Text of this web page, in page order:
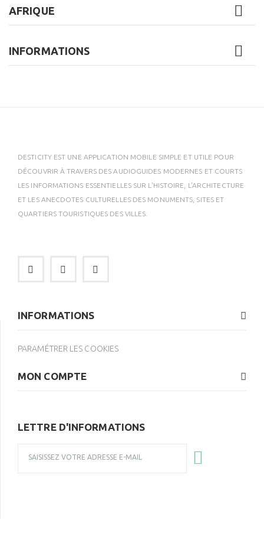
AFRIQUE
INFORMATIONS
DESTICITY EST UNE APPLICATION MOBILE SIMPLE ET UTILE POUR
DÉCOUVRIR À TRAVERS DES AUDIOGUIDES MODERNES ET COURTS
LES INFORMATIONS ESSENTIELLES SUR L'HISTOIRE, L'ARCHITECTURE
ET LES ANECDOTES CULTURELLES DES MONUMENTS, SITES ET
QUARTIERS TOURISTIQUES DES VILLES.
INFORMATIONS
PARAMÉTRER LES COOKIES
MON COMPTE
LETTRE D'INFORMATIONS